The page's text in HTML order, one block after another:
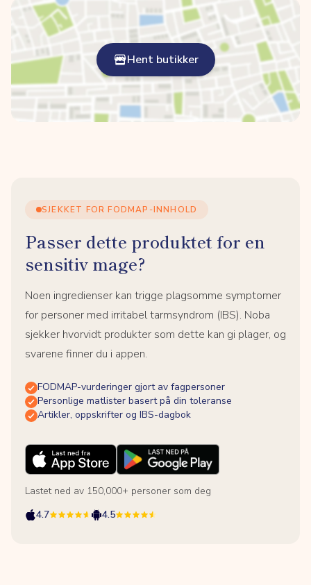
Hent butikker
SJEKKET FOR FODMAP-INNHOLD
Passer dette produktet for en
sensitiv mage?
Noen ingredienser kan trigge plagsomme symptomer
for personer med irritabel tarmsyndrom (IBS). Noba
sjekker hvorvidt produkter som dette kan gi plager, og
svarene finner du i appen.
FODMAP-vurderinger gjort av fagpersoner
Personlige matlister basert på din toleranse
Artikler, oppskrifter og IBS-dagbok
Lastet ned av 150,000+ personer som deg
4.7
4.5